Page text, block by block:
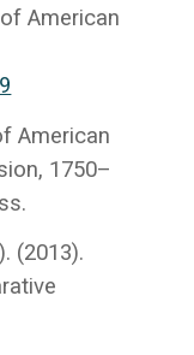
American
American
1750–
(2013).